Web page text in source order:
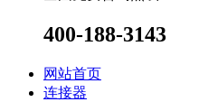
400-188-3143
网站首页
连接器